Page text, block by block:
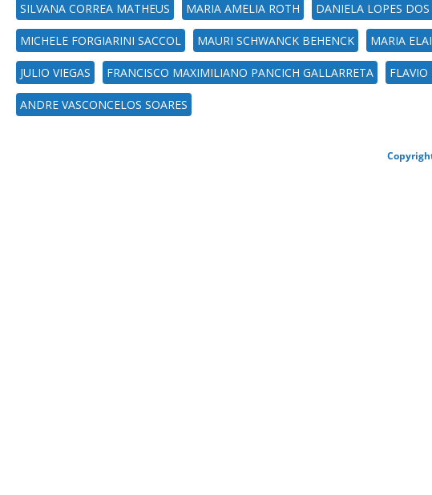
SILVANA CORREA MATHEUS MARIA AMELIA ROTH DANIELA LOPES
MICHELE FORGIARINI SACCOL MAURI SCHWANCK BEHENCK MARIA
JULIO VIEGAS FRANCISCO MAXIMILIANO PANCICH GALLARRETA FLAVIO
ANDRE VASCONCELOS SOARES